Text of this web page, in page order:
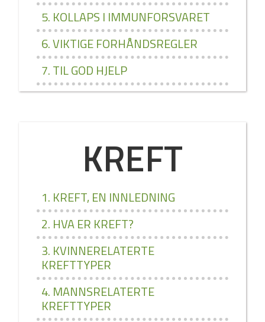
5. KOLLAPS I IMMUNFORSVARET
6. VIKTIGE FORHÅNDSREGLER
7. TIL GOD HJELP
KREFT
1. KREFT, EN INNLEDNING
2. HVA ER KREFT?
3. KVINNERELATERTE
KREFTTYPER
4. MANNSRELATERTE
KREFTTYPER